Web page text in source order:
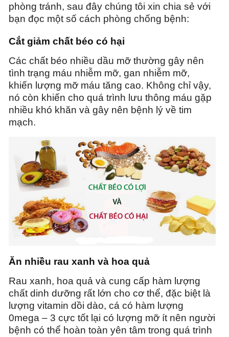
phòng tránh, sau đây chúng tôi xin chia sẻ với
bạn đọc một số cách phòng chống bệnh:
Cắt giảm chất béo có hại
Các chất béo nhiều dầu mỡ thường gây nên
tình trạng máu nhiễm mỡ, gan nhiễm mỡ,
khiến lượng mỡ máu tăng cao. Không chỉ vậy,
nó còn khiến cho quá trình lưu thông máu gặp
nhiều khó khăn và gây nên bệnh lý về tim
mạch.
Ăn nhiều rau xanh và hoa quả
Rau xanh, hoa quả và cung cấp hàm lượng
chất dinh dưỡng rất lớn cho cơ thể, đặc biệt là
lượng vitamin dồi dào, cá có hàm lượng
0mega – 3 cực tốt lại có lượng mỡ ít nên người
bệnh có thể hoàn toàn yên tâm trong quá trình